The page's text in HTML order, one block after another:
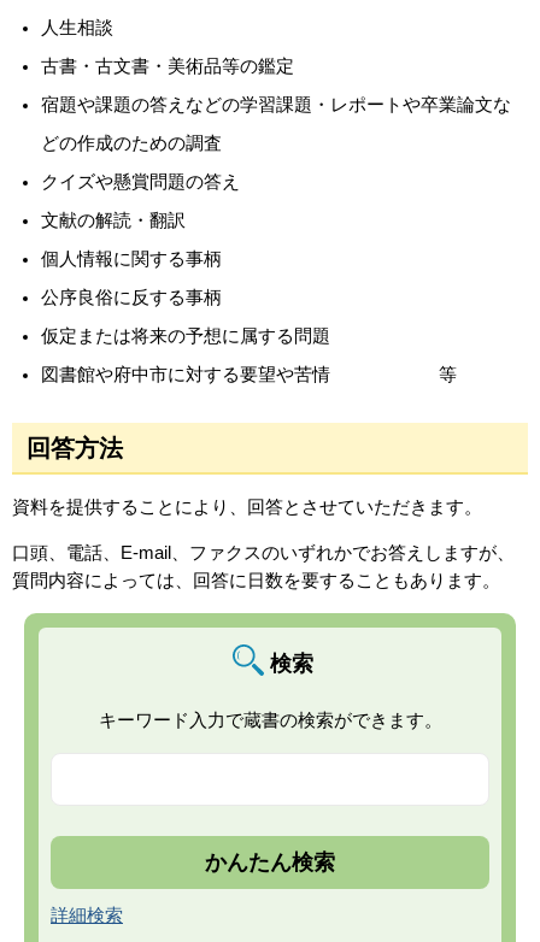
人生相談
古書・古文書・美術品等の鑑定
宿題や課題の答えなどの学習課題・レポートや卒業論文な
どの作成のための調査
クイズや懸賞問題の答え
文献の解読・翻訳
個人情報に関する事柄
公序良俗に反する事柄
仮定または将来の予想に属する問題
図書館や府中市に対する要望や苦情 等
回答方法
資料を提供することにより、回答とさせていただきます。
口頭、電話、E-mail、ファクスのいずれかでお答えしますが、
質問内容によっては、回答に日数を要することもあります。
検索
キーワード入力で蔵書の検索ができます。
詳細検索